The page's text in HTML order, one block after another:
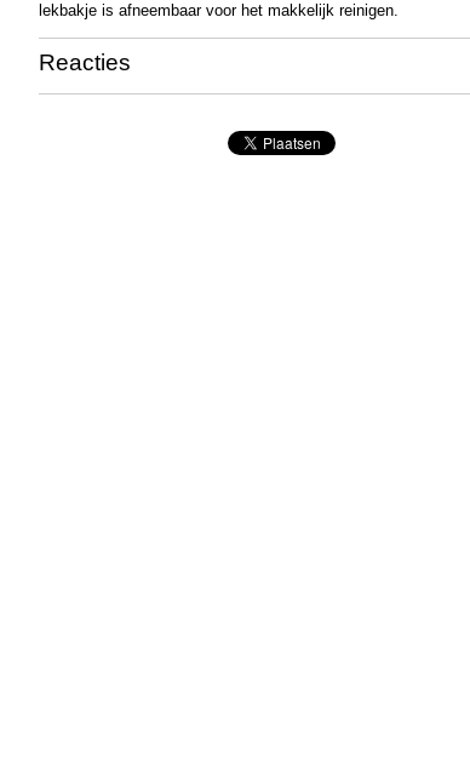
lekbakje is afneembaar voor het makkelijk reinigen.
Reacties